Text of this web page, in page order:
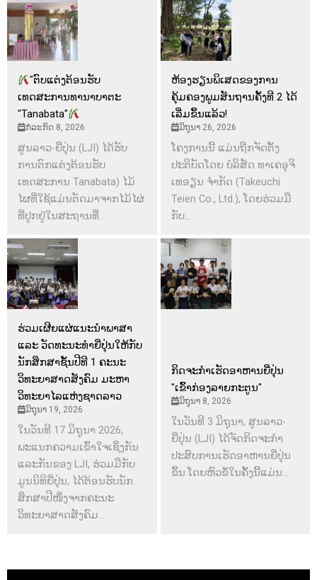
"ຕົບແຕ່ງຕ້ອນຮັບ
ເທດສະການທານາບາຕະ
"Tanabata"
ກໍລະກົດ 8, 2026
ສູນລາວ-ຍີ່ປຸ່ນ (LJI) ໄດ້ຮັບ
ການຕົກແຕ່ງຕ້ອນຮັບ
ເທດສະການ Tanabata) ໄມ້
ໄຜທີ່ໃຊ້ແມ່ນຕັດມາຈາກໄມ້ໄຜ່
ທີ່ປູກຢູ່ໃນສະຖານທີ່...
ຫ້ອງຮຽນພິເສດຂອງການ
ຄຸ້ມຄອງພູມສັນຖານຄັ້ງທີ 2 ໄດ້
ເລີ່ມຂຶ້ນແລ້ວ!
ມິຖຸນາ 26, 2026
ໂຄງການນີ້ ແມ່ນຖືກຈັດຕັ້ງ
ປະຕິບັດໂດຍ ບໍລິສັດ ທາເຄອຸຈິ
ເທອຽນ ຈຳກັດ (Takeuchi
Teien Co., Ltd.), ໂດຍຮ່ວມມື
ກັບ...
ຮ່ວມເຜີຍແຜ່ແນະນຳພາສາ
ແລະ ວັດທະນະທຳຍີ່ປຸ່ນໃຫ້ກັບ
ນັກສຶກສາຊັ້ນປີທີ 1 ຄະນະ
ວິທະຍາສາດສັງຄົມ ມະຫາ
ວິທະຍາໄລແຫ່ງຊາດລາວ
ມິຖຸນາ 19, 2026
ໃນວັນທີ 17 ມິຖຸນາ 2026,
ພະແນກຄວາມເຂົ້າໃຈເຊິ່ງກັນ
ແລະກັນຂອງ LJI, ຮ່ວມມືກັບ
ມູນນິທິຍີ່ປຸ່ນ, ໄດ້ຕ້ອນຮັບນັກ
ສຶກສາປີໜຶ່ງຈາກຄະນະ
ວິທະຍາສາດສັງຄົມ...
ກິດຈະກຳເຮັດອາຫານຍີ່ປຸ່ນ
"ເຂົ້າກ່ອງລາຍກະຕູນ"
ມິຖຸນາ 8, 2026
ໃນວັນທີ 3 ມິຖຸນາ, ສູນລາວ-
ຍີ່ປຸ່ນ (LJI) ໄດ້ຈັດກິດຈະກຳ
ປະສົບການເຮັດອາຫານຍີ່ປຸ່ນ
ຂຶ້ນ.ໂດຍຫົວຂໍ້ໃນຄັ້ງນີ້ແມ່ນ...